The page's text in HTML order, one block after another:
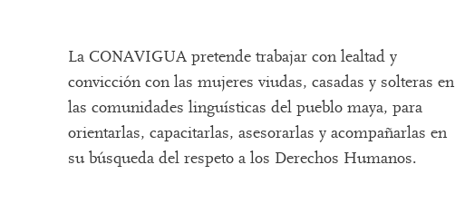
La CONAVIGUA pretende trabajar con lealtad y
convicción con las mujeres viudas, casadas y solteras en
las comunidades linguísticas del pueblo maya, para
orientarlas, capacitarlas, asesorarlas y acompañarlas en
su búsqueda del respeto a los Derechos Humanos.